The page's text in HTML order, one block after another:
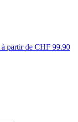
à partir de CHF 99.90